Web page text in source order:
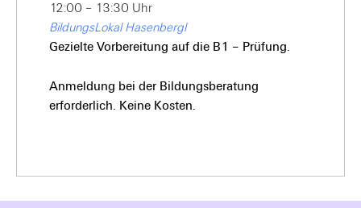
12:00 – 13:30 Uhr
BildungsLokal Hasenbergl
Gezielte Vorbereitung auf die B1 – Prüfung.
Anmeldung bei der Bildungsberatung
erforderlich. Keine Kosten.